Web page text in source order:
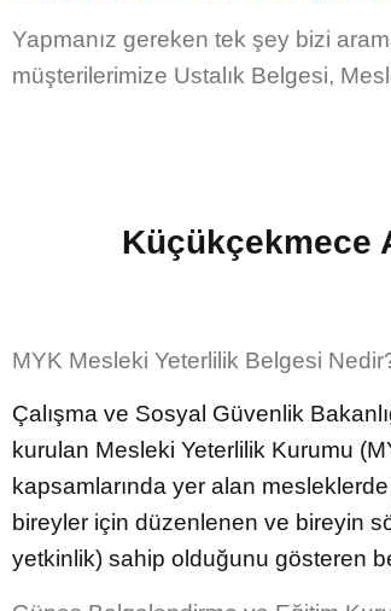
Yapmanız gereken tek şey bizi
müşterilerimize Ustalık Belgesi,
Küçükçekmece
MYK Mesleki Yeterlilik Belgesi
Çalışma ve Sosyal Güvenlik
kurulan Mesleki Yeterlilik Kurumu
kapsamlarında yer alan
bireyler için düzenlenen ve bireyin
yetkinlik) sahip olduğunu gösteren